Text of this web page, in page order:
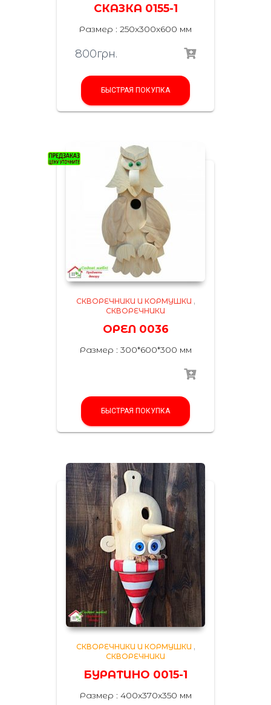
СКАЗКА 0155-1
Размер : 250x300x600 мм
800грн.
БЫСТРАЯ ПОКУПКА
СКВОРЕЧНИКИ И КОРМУШКИ ,
СКВОРЕЧНИКИ
ОРЕЛ 0036
Размер : 300*600*300 мм
БЫСТРАЯ ПОКУПКА
СКВОРЕЧНИКИ И КОРМУШКИ ,
СКВОРЕЧНИКИ
БУРАТИНО 0015-1
Размер : 400x370x350 мм